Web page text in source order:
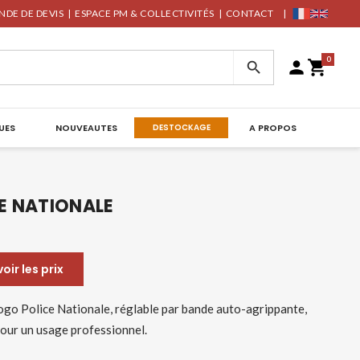
DE DEVIS | ESPACE PM & COLLECTIVITÉS | CONTACT |
 0
NOUVEAUTES DESTOCKAGE A PROPOS
NATIONALE
les prix
Police Nationale, réglable par bande auto-agrippante,
un usage professionnel.